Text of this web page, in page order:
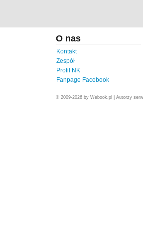
O nas
Kontakt
Zespół
Profil NK
Fanpage Facebook
© 2009-2026 by Webook.pl | Autorzy